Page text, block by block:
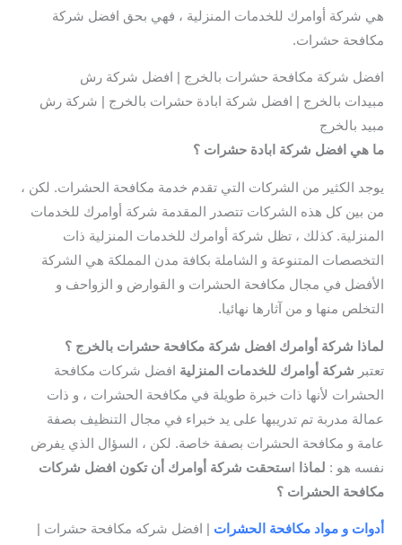
هي شركة أوامرك للخدمات المنزلية ، فهي بحق افضل شركة
مكافحة حشرات.
افضل شركة مكافحة حشرات بالخرج | افضل شركة رش
مبيدات بالخرج | افضل شركة ابادة حشرات بالخرج | شركة رش
مبيد بالخرج
ما هي افضل شركة ابادة حشرات ؟
يوجد الكثير من الشركات التي تقدم خدمة مكافحة الحشرات. لكن ،
من بين كل هذه الشركات تتصدر المقدمة شركة أوامرك للخدمات
المنزلية. كذلك ، تظل شركة أوامرك للخدمات المنزلية ذات
التخصصات المتنوعة و الشاملة بكافة مدن المملكة هي الشركة
الأفضل في مجال مكافحة الحشرات و القوارض و الزواحف و
التخلص منها و من آثارها نهائيا.
لماذا شركة أوامرك افضل شركة مكافحة حشرات بالخرج ؟
تعتبر شركة أوامرك للخدمات المنزلية افضل شركات مكافحة
الحشرات لأنها ذات خبرة طويلة في مكافحة الحشرات ، و ذات
عمالة مدربة تم تدريبها على يد خبراء في مجال التنظيف بصفة
عامة و مكافحة الحشرات بصفة خاصة. لكن ، السؤال الذي يفرض
نفسه هو : لماذا
ستحقت شركة أوامرك أن تكون افضل شركات
مكافحة الحشرات ؟
أدوات و مواد مكافحة الحشرات
| افضل شركه مكافحة حشرات |